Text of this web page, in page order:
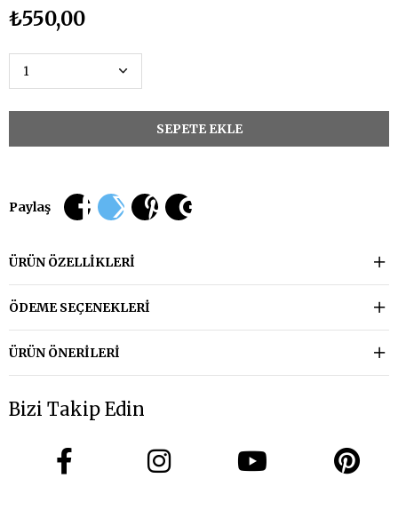
₺550,00
Paylaş
ÜRÜN ÖZELLIKLERI
ÖDEME SEÇENEKLERI
ÜRÜN ÖNERILERI
Bizi Takip Edin